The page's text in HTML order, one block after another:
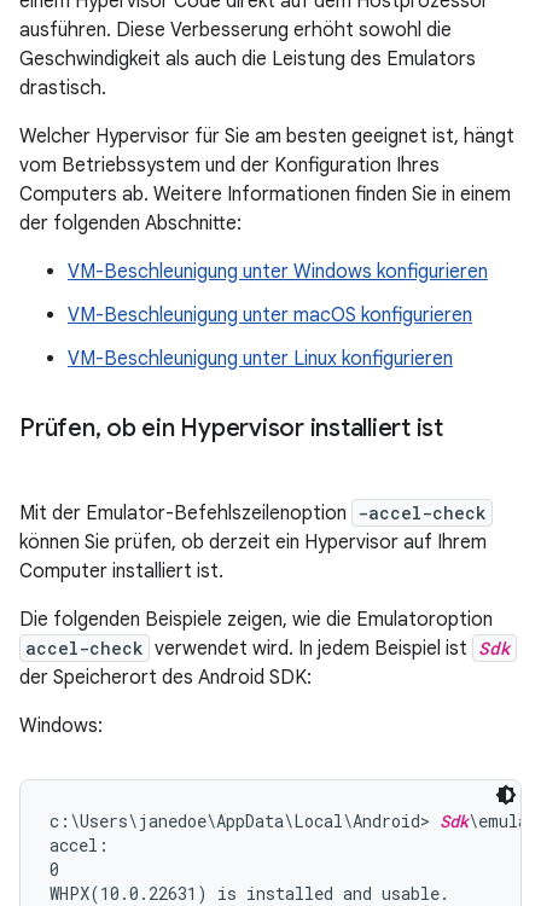
ausführen. Diese Verbesserung erhöht sowohl die
Geschwindigkeit als auch die Leistung des Emulators
drastisch.
Welcher Hypervisor für Sie am besten geeignet ist, hängt
vom Betriebssystem und der Konfiguration Ihres
Computers ab. Weitere Informationen finden Sie in einem
der folgenden Abschnitte:
VM-Beschleunigung unter Windows konfigurieren
VM-Beschleunigung unter macOS konfigurieren
VM-Beschleunigung unter Linux konfigurieren
Prüfen, ob ein Hypervisor installiert ist
Mit der Emulator-Befehlszeilenoption -accel-check
können Sie prüfen, ob derzeit ein Hypervisor auf Ihrem
Computer installiert ist.
Die folgenden Beispiele zeigen, wie die Emulatoroption
accel-check verwendet wird. In jedem Beispiel ist Sdk
der Speicherort des Android SDK:
Windows:
c:\Users\janedoe\AppData\Local\Android> Sdk
accel:
0
WHPX(10.0.22631) is installed and usable.